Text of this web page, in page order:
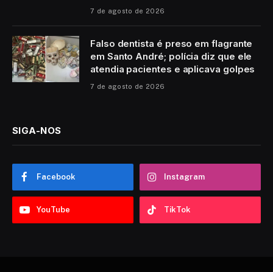
7 de agosto de 2026
Falso dentista é preso em flagrante
em Santo André; polícia diz que ele
atendia pacientes e aplicava golpes
7 de agosto de 2026
SIGA-NOS
Facebook Instagram
YouTube TikTok